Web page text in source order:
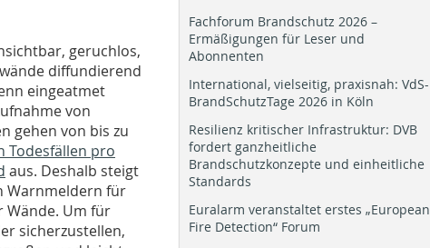
geruchlos,
diffundierend
eingeatmet
von
gehen von bis zu
Todesfällen pro
aus. Deshalb steigt
Warnmeldern für
Wände. Um für
sicherzustellen,
Fachforum Brandschutz 2026 –
Ermäßigungen für Leser und
Abonnenten
International, vielseitig, praxisnah: VdS-
BrandSchutzTage 2026 in Köln
Resilienz kritischer Infrastruktur: DVB
fordert ganzheitliche
Brandschutzkonzepte und einheitliche
Standards
Euralarm veranstaltet erstes „European
Fire Detection“ Forum